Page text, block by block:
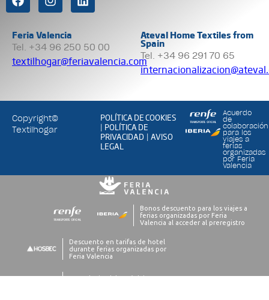
Feria Valencia
Tel. +34 96 250 50 00
textilhogar@feriavalencia.com
Ateval Home Textiles from
Spain
Tel. +34 96 291 70 65
Copyright©
Textilhogar
POLÍTICA DE COOKIES
| POLÍTICA DE
PRIVACIDAD |AVISO
LEGAL
Acuerdo
de
colaboración
para los
viajes a
ferias
organizadas
por Feria
Valencia